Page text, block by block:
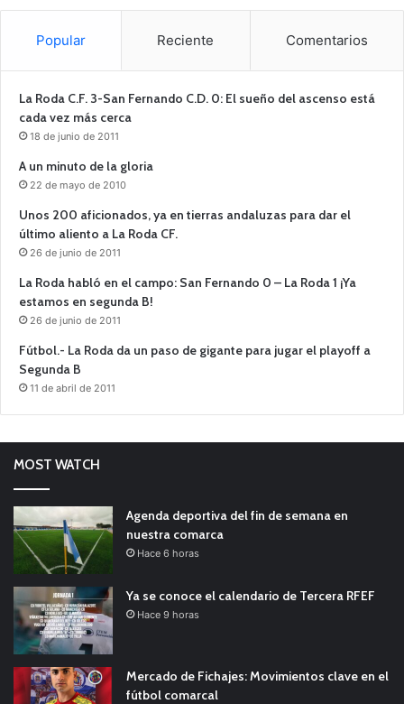
Popular Reciente Comentarios
La Roda C.F. 3-San Fernando C.D. 0: El sueño del ascenso está
cada vez más cerca
18 de junio de 2011
A un minuto de la gloria
22 de mayo de 2010
Unos 200 aficionados, ya en tierras andaluzas para dar el
último aliento a La Roda CF.
26 de junio de 2011
La Roda habló en el campo: San Fernando 0 – La Roda 1 ¡Ya
estamos en segunda B!
26 de junio de 2011
Fútbol.- La Roda da un paso de gigante para jugar el playoff a
Segunda B
11 de abril de 2011
MOST WATCH
Agenda deportiva del fin de semana en
nuestra comarca
Hace 6 horas
Ya se conoce el calendario de Tercera RFEF
Hace 9 horas
Mercado de Fichajes: Movimientos clave en el
fútbol comarcal